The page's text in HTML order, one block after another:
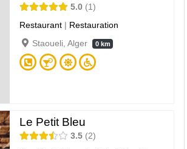
5.0
1
Restaurant | Restauration
Staoueli, Alger
0 km
Le Petit Bleu
3.5
2